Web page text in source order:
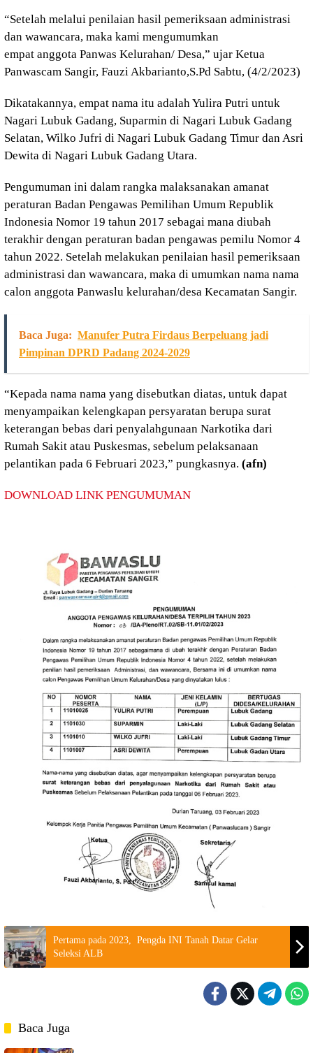
“Setelah melalui penilaian hasil pemeriksaan administrasi
dan wawancara, maka kami mengumumkan
empat anggota Panwas Kelurahan/ Desa,” ujar Ketua
Panwascam Sangir, Fauzi Akbarianto,S.Pd Sabtu, (4/2/2023)
Dikatakannya, empat nama itu adalah Yulira Putri untuk
Nagari Lubuk Gadang, Suparmin di Nagari Lubuk Gadang
Selatan, Wilko Jufri di Nagari Lubuk Gadang Timur dan Asri
Dewita di Nagari Lubuk Gadang Utara.
Pengumuman ini dalam rangka malaksanakan amanat
peraturan Badan Pengawas Pemilihan Umum Republik
Indonesia Nomor 19 tahun 2017 sebagai mana diubah
terakhir dengan peraturan badan pengawas pemilu Nomor 4
tahun 2022. Setelah melakukan penilaian hasil pemeriksaan
administrasi dan wawancara, maka di umumkan nama nama
calon anggota Panwaslu kelurahan/desa Kecamatan Sangir.
Baca Juga: Manufer Putra Firdaus Berpeluang jadi
Pimpinan DPRD Padang 2024-2029
“Kepada nama nama yang disebutkan diatas, untuk dapat
menyampaikan kelengkapan persyaratan berupa surat
keterangan bebas dari penyalahgunaan Narkotika dari
Rumah Sakit atau Puskesmas, sebelum pelaksanaan
pelantikan pada 6 Februari 2023,” pungkasnya. (afn)
DOWNLOAD LINK PENGUMUMAN
Pertama pada 2023, Pengda INI Tanah Datar Gelar
Seleksi ALB
Baca Juga